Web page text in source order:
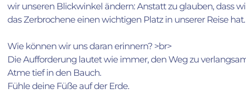
wir unseren Blickwinkel ändern: Anstatt zu glauben, dass
das Zerbrochene einen wichtigen Platz in unserer Reise hat.
Wie können wir uns daran erinnern? >br>
Die Aufforderung lautet wie immer, den Weg zu
Atme tief in den Bauch.
Fühle deine Füße auf der Erde.